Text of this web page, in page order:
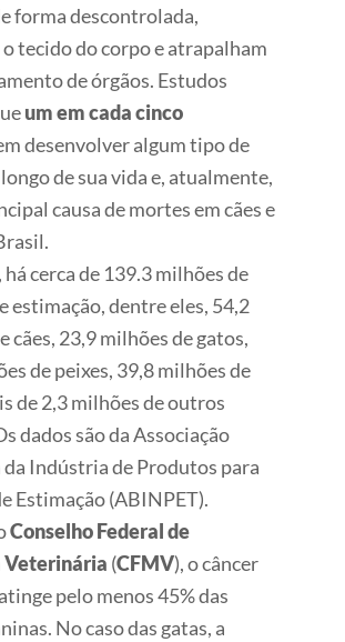
forma descontrolada,
tecido do corpo e atrapalham
de órgãos. Estudos
um em cada cinco
desenvolver algum tipo de
de sua vida e, atualmente,
causa de mortes em cães e
cerca de 139.3 milhões de
estimação, dentre eles, 54,2
cães, 23,9 milhões de gatos,
de peixes, 39,8 milhões de
de 2,3 milhões de outros
dados são da Associação
Indústria de Produtos para
Estimação (ABINPET).
Conselho Federal de
Veterinária (CFMV), o câncer
pelo menos 45% das
No caso das gatas, a